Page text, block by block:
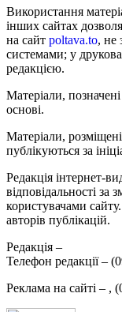
Використання
інших сайтах
на сайт poltava.to, не
системами; у
редакцією.
Матеріали,
основі.
Матеріали,
публікуються за
Редакція інтернет-
відповідальності за
користувачами
авторів публікацій.
Редакція –
Телефон редакції –
Реклама на сайті – ,